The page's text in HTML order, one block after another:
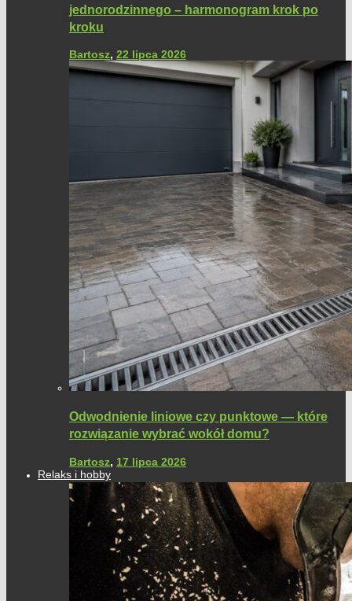
jednorodzinnego – harmonogram krok po
kroku
Bartosz, 22 lipca 2026
Odwodnienie liniowe czy punktowe — które
rozwiązanie wybrać wokół domu?
Bartosz, 17 lipca 2026
Relaks i hobby